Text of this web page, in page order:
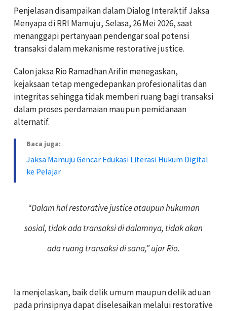
Penjelasan disampaikan dalam Dialog Interaktif Jaksa
Menyapa di RRI Mamuju, Selasa, 26 Mei 2026, saat
menanggapi pertanyaan pendengar soal potensi
transaksi dalam mekanisme restorative justice.
Calon jaksa Rio Ramadhan Arifin menegaskan,
kejaksaan tetap mengedepankan profesionalitas dan
integritas sehingga tidak memberi ruang bagi transaksi
dalam proses perdamaian maupun pemidanaan
alternatif.
Baca juga:
Jaksa Mamuju Gencar Edukasi Literasi Hukum Digital
ke Pelajar
“Dalam hal restorative justice ataupun hukuman
sosial, tidak ada transaksi di dalamnya, tidak akan
ada ruang transaksi di sana,” ujar Rio.
Ia menjelaskan, baik delik umum maupun delik aduan
pada prinsipnya dapat diselesaikan melalui restorative